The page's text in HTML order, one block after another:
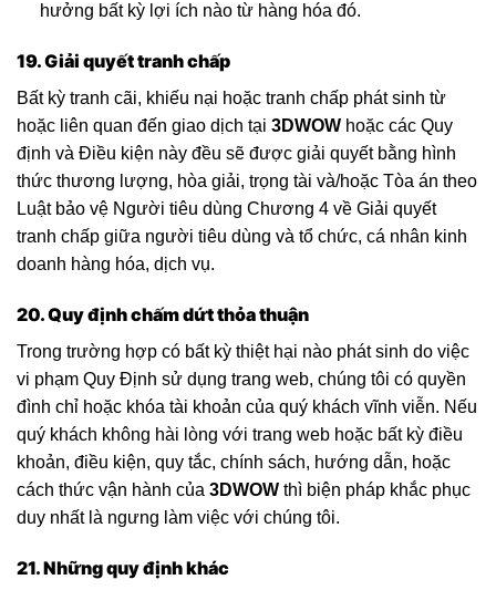
hưởng bất kỳ lợi ích nào từ hàng hóa đó.
19. Giải quyết tranh chấp
Bất kỳ tranh cãi, khiếu nại hoặc tranh chấp phát sinh từ
hoặc liên quan đến giao dịch tại 3DWOW hoặc các Quy
định và Điều kiện này đều sẽ được giải quyết bằng hình
thức thương lượng, hòa giải, trọng tài và/hoặc Tòa án theo
Luật bảo vệ Người tiêu dùng Chương 4 về Giải quyết
tranh chấp giữa người tiêu dùng và tổ chức, cá nhân kinh
doanh hàng hóa, dịch vụ.
20. Quy định chấm dứt thỏa thuận
Trong trường hợp có bất kỳ thiệt hại nào phát sinh do việc
vi phạm Quy Định sử dụng trang web, chúng tôi có quyền
đình chỉ hoặc khóa tài khoản của quý khách vĩnh viễn. Nếu
quý khách không hài lòng với trang web hoặc bất kỳ điều
khoản, điều kiện, quy tắc, chính sách, hướng dẫn, hoặc
cách thức vận hành của 3DWOW thì biện pháp khắc phục
duy nhất là ngưng làm việc với chúng tôi.
21. Những quy định khác